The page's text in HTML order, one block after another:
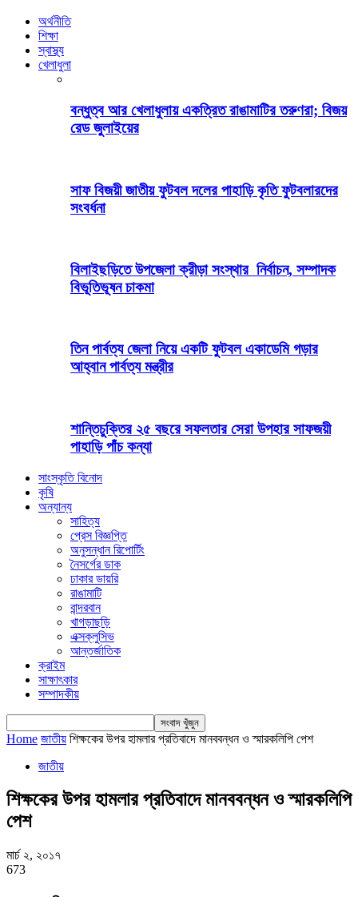
অর্থনীতি
শিক্ষা
স্বাস্থ্য
খেলাধুলা
বন্ধুত্ব আর খেলাধুলায় একত্রিত রাঙামাটির তরুণরা; বিজয়
রেড জুলাইয়ের
সাফ বিজয়ী জাতীয় ফুটবল দলের পাহাড়ি কৃতি ফুটবলারদের
সংবর্ধনা
বিলাইছড়িতে উপজেলা ক্রীড়া সংস্থার নির্বাচন, সম্পাদক
বিভূতিভূষন চাকমা
তিন পার্বত্য জেলা নিয়ে একটি ফুটবল একাডেমি গড়ার
আহ্বান পার্বত্য মন্ত্রীর
শান্তিচুক্তির ২৫ বছরে সফলতার সেরা উপহার সাফজয়ী
পাহাড়ি পাঁচ কন্যা
সাংস্কৃতি বিনোদ
কৃষি
অন্যান্য
সাহিত্য
প্রেস বিজ্ঞপ্তি
অনুসন্ধান রিপোর্টিং
নৈসর্গের ডাক
ঢাকার ডায়রি
রাঙামাটি
বান্দরবান
খাগড়াছড়ি
এক্সক্লুসিভ
আন্তর্জাতিক
ক্রাইম
সাক্ষাৎকার
সম্পাদকীয়
Home জাতীয় শিক্ষকের উপর হামলার প্রতিবাদে মানববন্ধন ও স্মারকলিপি পেশ
জাতীয়
শিক্ষকের উপর হামলার প্রতিবাদে মানববন্ধন ও স্মারকলিপি
পেশ
মার্চ ২, ২০১৭
673